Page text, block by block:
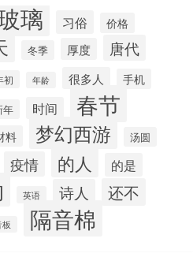
璃 习俗 价格
冬季 厚度 唐代
初 年龄 很多人 手机
年 时间 春节
料 梦幻西游 汤圆
疫情 的人 的是
英语 诗人 还不
板 隔音棉